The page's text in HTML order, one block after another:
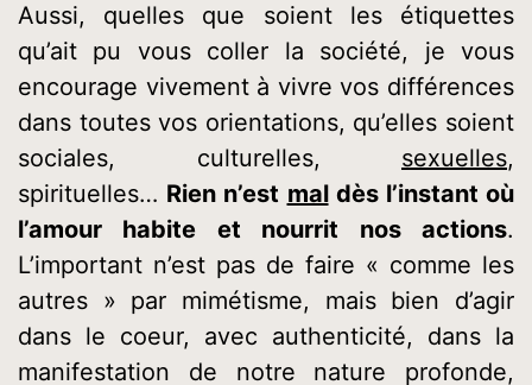
Aussi, quelles que soient les étiquettes
qu’ait pu vous coller la société, je vous
encourage vivement à vivre vos différences
dans toutes vos orientations, qu’elles soient
sociales, culturelles, sexuelles,
spirituelles… Rien n’est maldès l’instant où
l’amour habite et nourrit nos actions.
L’important n’est pas de faire « comme les
autres » par mimétisme, mais bien d’agir
dans le coeur, avec authenticité, dans la
manifestation de notre nature profonde,